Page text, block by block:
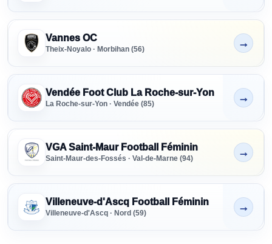
Vannes OC
Theix-Noyalo · Morbihan (56)
Non indiqué
→
Vendée Foot Club La Roche-sur-Yon
La Roche-sur-Yon · Vendée (85)
Non indiqué
→
VGA Saint-Maur Football Féminin
Saint-Maur-des-Fossés · Val-de-Marne (94)
Non indiqué
→
Villeneuve-d'Ascq Football Féminin
Villeneuve-d'Ascq · Nord (59)
Non indiqué
→